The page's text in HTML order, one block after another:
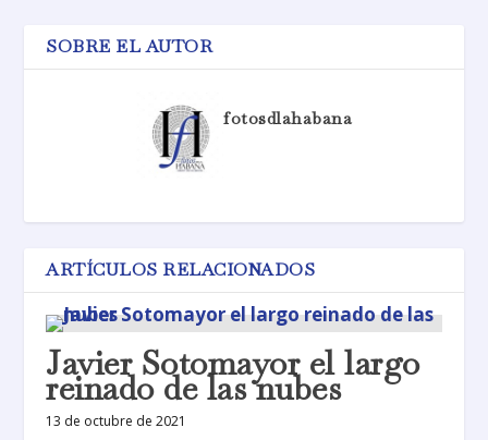
SOBRE EL AUTOR
fotosdlahabana
ARTÍCULOS RELACIONADOS
Javier Sotomayor el largo
reinado de las nubes
13 de octubre de 2021